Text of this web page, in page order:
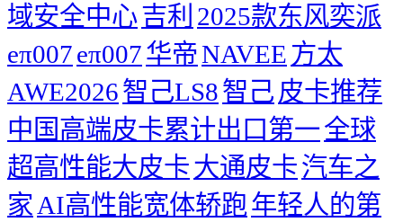
域安全中心吉利 2025款东风奕派
eπ007eπ007华帝NAVEE 方太
AWE2026智己LS8智己 皮卡推荐
中国高端皮卡累计出口第一全球
超高性能大皮卡大通皮卡汽车之
家 AI高性能宽体轿跑年轻人的第